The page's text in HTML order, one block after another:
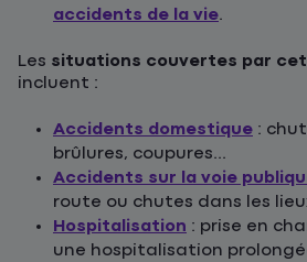
accidents de la vie.
Les situations couvertes par
incluent :
Accidents domestique :
brûlures, coupures...
Accidents sur la voie
route ou chutes dans les
Hospitalisation : prise en
une hospitalisation